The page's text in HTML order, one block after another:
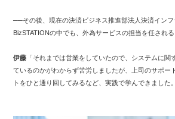
──その後、現在の決済ビジネス推進部法人決済インフ
BizSTATIONの中でも、外為サービスの担当を任される
伊藤 「それまでは営業をしていたので、システムに関
ているのかがわからず苦労しましたが、上司のサポー
トをひと通り回してみるなど、実践で学んできました